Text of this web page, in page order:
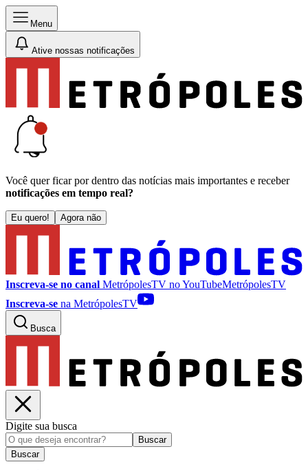
Menu
Ative nossas notificações
Você quer ficar por dentro das notícias mais importantes e receber
notificações em tempo real?
Eu quero! Agora não
Inscreva-se no canal MetrópolesTV noYouTubeMetrópolesTV
Inscreva-se na MetrópolesTV
Busca
Digite sua busca
Buscar
Buscar